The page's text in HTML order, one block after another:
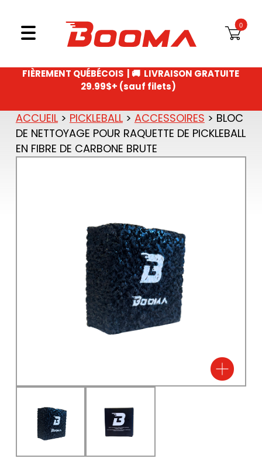
MENU
PING PONG
FIÈREMENT QUÉBÉCOIS | 🚚 LIVRAISON GRATUITE
29.99$+ (sauf filets)
ACCUEIL> PICKLEBALL> ACCESSOIRES > BLOC
DE NETTOYAGE POUR RAQUETTE DE PICKLEBALL
EN FIBRE DE CARBONE BRUTE
🔍